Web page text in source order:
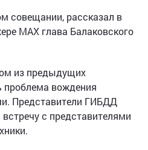
совещании, рассказал в
МАХ глава Балаковского
из предыдущих
вождения
Представители ГИБДД
с представителями